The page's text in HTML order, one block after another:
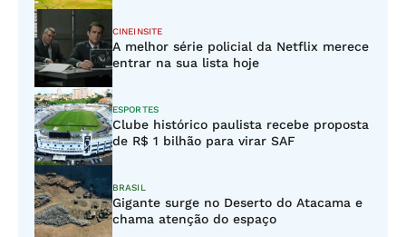
CINEINSITE
A melhor série policial da Netflix merece
entrar na sua lista hoje
ESPORTES
Clube histórico paulista recebe proposta
de R$ 1 bilhão para virar SAF
BRASIL
Gigante surge no Deserto do Atacama e
chama atenção do espaço